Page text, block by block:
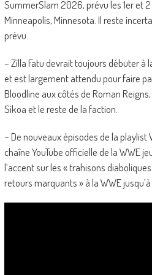
SummerSlam 2026, prévu les 1er et
Minneapolis, Minnesota. Il reste
prévu.
– Zilla Fatu devrait toujours débuter à
et est largement attendu pour faire
Bloodline aux côtés de Roman
Sikoa et le reste de la faction.
– De nouveaux épisodes de la playlist
chaîne YouTube officielle de la WWE
l’accent sur les « trahisons
retours marquants » à la WWE